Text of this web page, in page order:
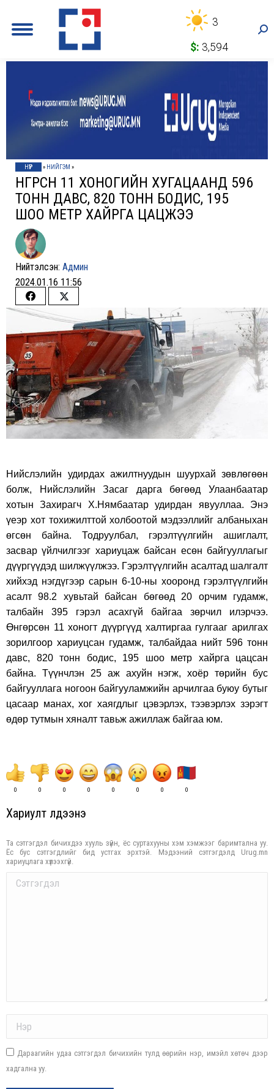
3
$: 3,594
НҮҮР » НИЙГЭМ »
ӨНГӨРСӨН 11 ХОНОГИЙН ХУГАЦААНД 596
ТОНН ДАВС, 820 ТОНН БОДИС, 195
ШОО МЕТР ХАЙРГА ЦАЦЖЭЭ
Нийтэлсэн: Админ
2024.01.16 11:56
Share
Facebook
Share
on
Twitter
Нийслэлийн удирдах ажилтнуудын шуурхай зөвлөгөөн
болж, Нийслэлийн Засаг дарга бөгөөд Улаанбаатар
хотын Захирагч Х.Нямбаатар удирдан явууллаа. Энэ
үеэр хот тохижилттой холбоотой мэдээллийг албаныхан
өгсөн байна. Тодруулбал, гэрэлтүүлгийн ашиглалт,
засвар үйлчилгээг хариуцаж байсан есөн байгууллагыг
дүүргүүдэд шилжүүлжээ. Гэрэлтүүлгийн асалтад шалгалт
хийхэд нэгдүгээр сарын 6-10-ны хооронд гэрэлтүүлгийн
асалт 98.2 хувьтай байсан бөгөөд 20 орчим гудамж,
талбайн 395 гэрэл асахгүй байгаа зөрчил илэрчээ.
Өнгөрсөн 11 хоногт дүүргүүд халтиргаа гулгааг арилгах
зорилгоор хариуцсан гудамж, талбайдаа нийт 596 тонн
давс, 820 тонн бодис, 195 шоо метр хайрга цацсан
байна. Түүнчлэн 25 аж ахуйн нэгж, хоёр төрийн бус
байгууллага ногоон байгууламжийн арчилгаа буюу бутыг
цасаар манах, хог хаягдлыг цэвэрлэх, тээвэрлэх зэрэгт
өдөр тутмын хяналт тавьж ажиллаж байгаа юм.
0 0 0 0 0 0 0 0
Хариулт үлдээнэ үү
Та сэтгэгдэл бичихдээ хууль зүйн, ёс суртахууны хэм хэмжээг баримтална уу.
Ёс бус сэтгэгдлийг бид устгах эрхтэй. Мэдээний сэтгэгдэлд Urug.mn
хариуцлага хүлээхгүй.
Comment
Дараагийн удаа сэтгэгдэл бичихийн тулд өөрийн нэр, имэйл хөтөч дээр
хадгална уу.